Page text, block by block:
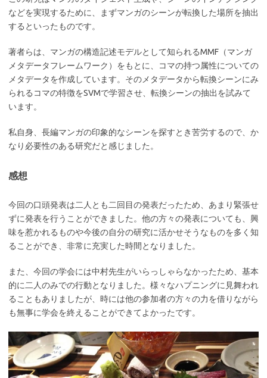
などを実現するために、まずマンガのシーンが転換した場所を抽出
するといったものです。
著者らは、マンガの構造記述モデルとして知られるMMF（マンガ
メタデータフレームワーク）をもとに、コマの持つ属性についての
メタデータを作成しています。そのメタデータから転換シーンにみ
られるコマの特徴をSVMで学習させ、転換シーンの抽出を試みて
います。
私自身、長編マンガの印象的なシーンを探すとき苦労するので、か
なり必要性のある研究だと感じました。
感想
今回の口頭発表は二人とも二回目の発表だったため、あまり緊張せ
ずに発表を行うことができました。他の方々の発表についても、興
味を惹かれるものや今後の自分の研究に活かせそうなものを多く知
ることができ、非常に充実した時間となりました。
また、今回の学会には中村先生がいらっしゃらなかったため、基本
的に二人のみでの行動となりました。様々なハプニングに見舞われ
ることもありましたが、時には他の参加者の方々の力を借りながら
も無事に学会を終えることができてよかったです。